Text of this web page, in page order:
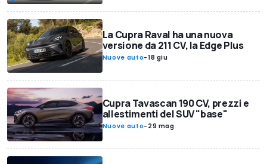
La Cupra Raval ha una nuova
versione da 211 CV, la Edge Plus
Nuove auto-18 giu
Cupra Tavascan 190 CV, prezzi e
allestimenti del SUV "base"
Nuove auto- 29 mag